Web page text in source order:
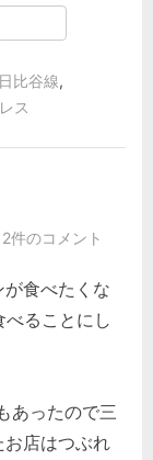
比谷線,
ス
渋
博
多
の
2件のコメント
食べたくな
ることにし
あったので三
お店はつぶれ